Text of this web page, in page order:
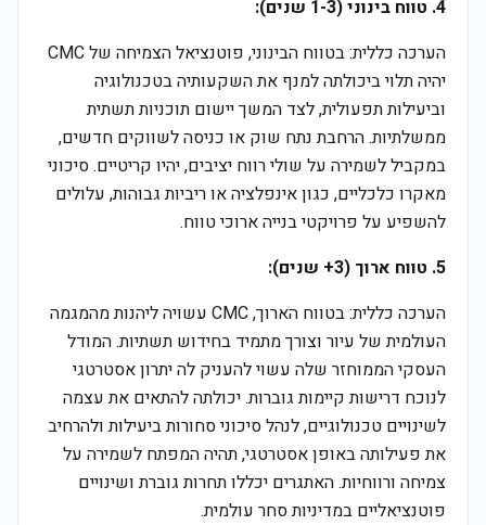
4. טווח בינוני (1-3 שנים):
הערכה כללית: בטווח הבינוני, פוטנציאל הצמיחה של CMC
יהיה תלוי ביכולתה למנף את השקעותיה בטכנולוגיה
וביעילות תפעולית, לצד המשך יישום תוכניות תשתית
ממשלתיות. הרחבת נתח שוק או כניסה לשווקים חדשים,
במקביל לשמירה על שולי רווח יציבים, יהיו קריטיים. סיכוני
מאקרו כלכליים, כגון אינפלציה או ריביות גבוהות, עלולים
להשפיע על פרויקטי בנייה ארוכי טווח.
5. טווח ארוך (3+ שנים):
הערכה כללית: בטווח הארוך, CMC עשויה ליהנות מהמגמה
העולמית של עיור וצורך מתמיד בחידוש תשתיות. המודל
העסקי הממוחזר שלה עשוי להעניק לה יתרון אסטרטגי
לנוכח דרישות קיימות גוברות. יכולתה להתאים את עצמה
לשינויים טכנולוגיים, לנהל סיכוני סחורות ביעילות ולהרחיב
את פעילותה באופן אסטרטגי, תהיה המפתח לשמירה על
צמיחה ורווחיות. האתגרים יכללו תחרות גוברת ושינויים
פוטנציאליים במדיניות סחר עולמית.